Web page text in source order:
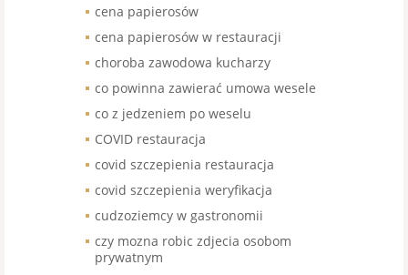
cena papierosów
cena papierosów w restauracji
choroba zawodowa kucharzy
co powinna zawierać umowa wesele
co z jedzeniem po weselu
COVID restauracja
covid szczepienia restauracja
covid szczepienia weryfikacja
cudzoziemcy w gastronomii
czy mozna robic zdjecia osobom
prywatnym